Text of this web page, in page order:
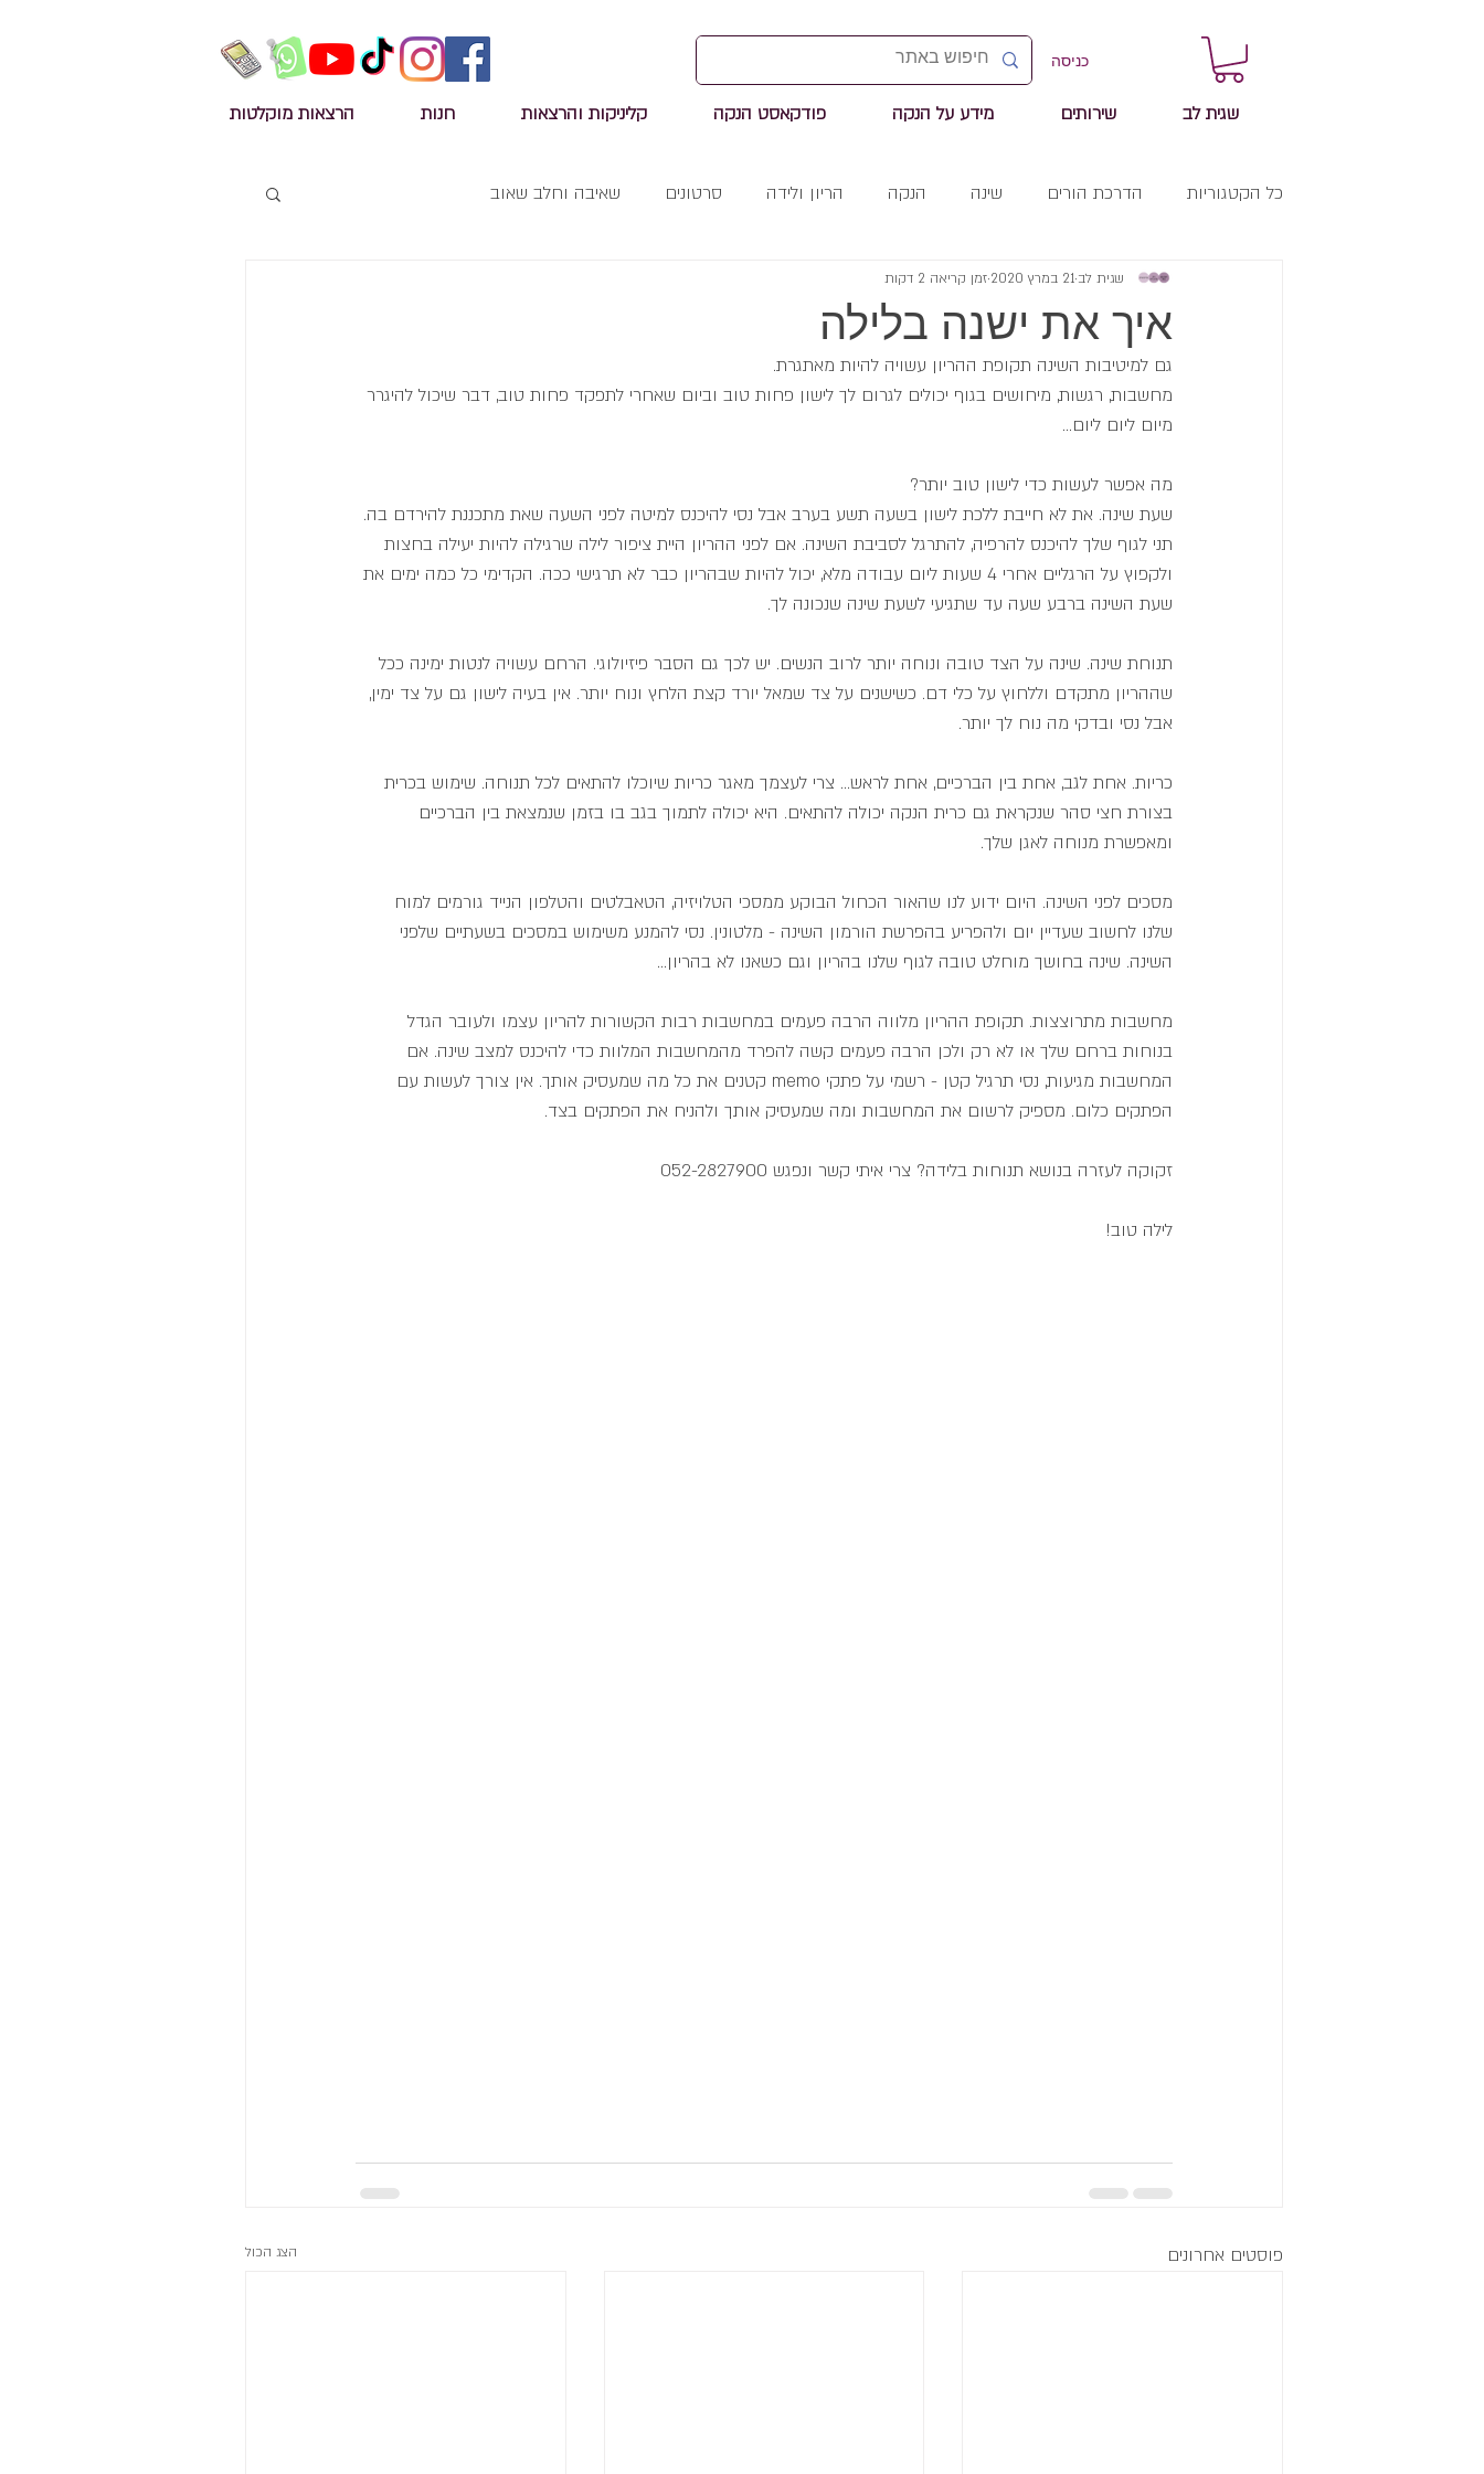
כניסה
שגית לב שירותים מידע על הנקה פודקאסט הנקה קליניקות והרצאות חנות הרצאות מוקלטות
כל הקטגוריות הדרכת הורים שינה הנקה הריון ולידה סרטונים שאיבה וחלב שאוב
איך את ישנה בלילה
שגית לב 21 במרץ 2020 זמן קריאה 2 דקות
גם למיטיבות השינה תקופת ההריון עשויה להיות מאתגרת.
מחשבות, רגשות, מיחושים בגוף יכולים לגרום לך לישון פחות טוב וביום שאחרי לתפקד פחות טוב, דבר שיכול להיגרר
מיום ליום ליום...
מה אפשר לעשות כדי לישון טוב יותר?
שעת שינה. את לא חייבת ללכת לישון בשעה תשע בערב אבל נסי להיכנס למיטה לפני השעה שאת מתכננת להירדם בה.
תני לגוף שלך להיכנס להרפיה, להתרגל לסביבת השינה. אם לפני ההריון היית ציפור לילה שרגילה להיות יעילה בחצות
ולקפוץ על הרגליים אחרי 4 שעות ליום עבודה מלא, יכול להיות שבהריון כבר לא תרגישי ככה. הקדימי כל כמה ימים את
שעת השינה ברבע שעה עד שתגיעי לשעת שינה שנכונה לך.
תנוחת שינה. שינה על הצד טובה ונוחה יותר לרוב הנשים. יש לכך גם הסבר פיזיולוגי. הרחם עשויה לנטות ימינה ככל
שההריון מתקדם וללחוץ על כלי דם. כשישנים על צד שמאל יורד קצת הלחץ ונוח יותר. אין בעיה לישון גם על צד ימין,
אבל נסי ובדקי מה נוח לך יותר.
כריות. אחת לגב, אחת בין הברכיים, אחת לראש... צרי לעצמך מאגר כריות שיוכלו להתאים לכל תנוחה. שימוש בכרית
בצורת חצי סהר שנקראת גם כרית הנקה יכולה להתאים. היא יכולה לתמוך בגב בו בזמן שנמצאת בין הברכיים
ומאפשרת מנוחה לאגן שלך.
מסכים לפני השינה. היום ידוע לנו שהאור הכחול הבוקע ממסכי הטלויזיה, הטאבלטים והטלפון הנייד גורמים למוח
שלנו לחשוב שעדיין יום ולהפריע בהפרשת הורמון השינה - מלטונין. נסי להמנע משימוש במסכים בשעתיים שלפני
השינה. שינה בחושך מוחלט טובה לגוף שלנו בהריון וגם כשאנו לא בהריון...
מחשבות מתרוצצות. תקופת ההריון מלווה הרבה פעמים במחשבות רבות הקשורות להריון עצמו ולעובר הגדל
בנוחות ברחם שלך או לא רק ולכן הרבה פעמים קשה להפרד מהמחשבות המלוות כדי להיכנס למצב שינה. אם
המחשבות מגיעות, נסי תרגיל קטן - רשמי על פתקי memo קטנים את כל מה שמעסיק אותך. אין צורך לעשות עם
הפתקים כלום. מספיק לרשום את המחשבות ומה שמעסיק אותך ולהניח את הפתקים בצד.
זקוקה לעזרה בנושא תנוחות בלידה? צרי איתי קשר ונפגש 052-2827900
לילה טוב!
פוסטים אחרונים הצג הכול